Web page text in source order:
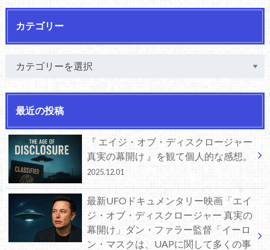
カテゴリー
最近の投稿
『 エイジ・オブ・ディスクロージャー
真実の幕開け 』を観て個人的な感想。
2025.12.01
最新UFOドキュメンタリー映画「エイ
ジ・オブ・ディスクロージャー 真実の
幕開け」ダン・ファラー監督「イーロ
ン・マスクは、UAPに関して多くの事